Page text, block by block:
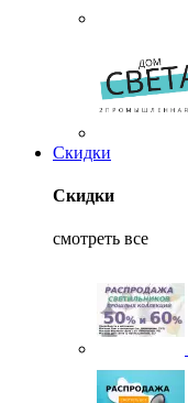
Скидки
Скидки
смотреть все